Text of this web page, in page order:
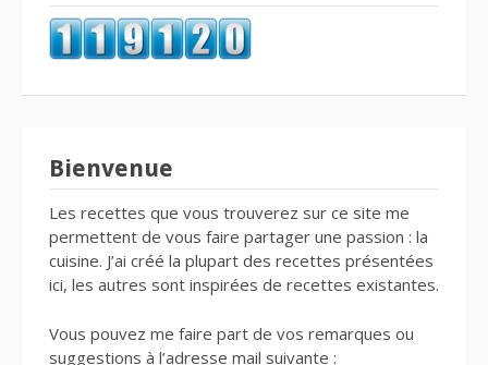
Bienvenue
Les recettes que vous trouverez sur ce site me
permettent de vous faire partager une passion : la
cuisine. J’ai créé la plupart des recettes présentées
ici, les autres sont inspirées de recettes existantes.
Vous pouvez me faire part de vos remarques ou
suggestions à l’adresse mail suivante :